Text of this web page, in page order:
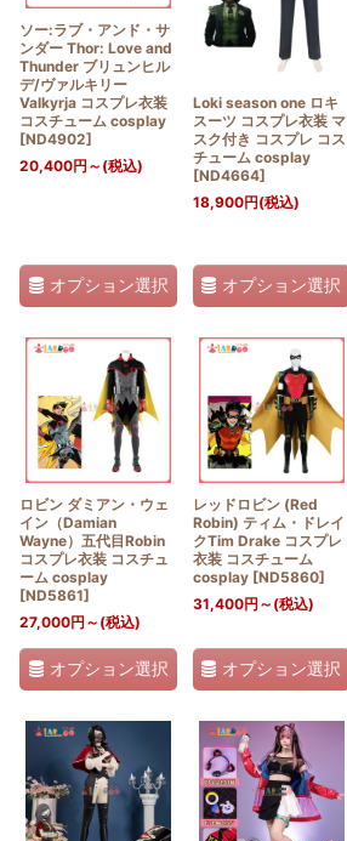
ソー:ラブ・アンド・サ
ンダー Thor: Love and
Thunder ブリュンヒル
デ/ヴァルキリー
Valkyrja コスプレ衣装
コスチューム cosplay
[ND4902]
20,400円 ～ (税込)
オプション選択
Loki season one ロキ
スーツ コスプレ衣装 マ
スク付き コスプレ コス
チューム cosplay
[ND4664]
18,900円(税込)
オプション選択
ロビン ダミアン・ウェ
イン（Damian
Wayne）五代目Robin
コスプレ衣装 コスチュ
ーム cosplay
[ND5861]
27,000円 ～ (税込)
オプション選択
レッドロビン (Red
Robin) ティム・ドレイ
クTim Drake コスプレ
衣装 コスチューム
cosplay [ND5860]
31,400円 ～ (税込)
オプション選択